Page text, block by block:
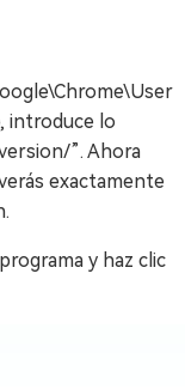
introduce lo
”. Ahora
exactamente
y haz clic